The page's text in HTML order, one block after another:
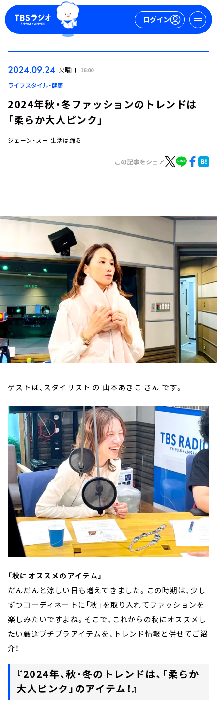
ログイン
ログイン
お知らせ
イベント・グッズ
YouTube
会社情報
2024.09.24 火曜日 16:00
ライフスタイル・健康
2024年秋・冬ファッションのトレンドは
「柔らか大人ピンク」
ジェーン・スー 生活は踊る
この記事をシェア
ゲストは、スタイリスト の 山本あきこ さん です。
「秋にオススメのアイテム」
だんだんと涼しい日も増えてきました。この時期は、少し
ずつコーディネートに「秋」を取り入れてファッションを
楽しみたいですよね。そこで、これからの秋にオススメし
たい厳選プチプラアイテムを、トレンド情報と併せてご紹
介！
『2024年、秋・冬のトレンドは、「柔らか
大人ピンク」のアイテム！』